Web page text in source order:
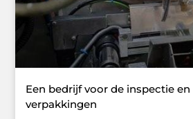
Een bedrijf voor de inspectie
verpakkingen